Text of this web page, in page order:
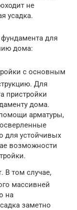
не
усадка.
фундамента для
дома:
с основным
Для
пристройки
дома.
арматуры,
для устойчивых
возможности
В том случае,
массивней
на
заметно